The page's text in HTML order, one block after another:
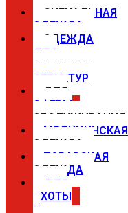
СИГНАЛЬНАЯ
ОДЕЖДА
ОДЕЖДА
ДЛЯ
ОХРАННЫХ
СТРУКТУР
ДЛЯ
СФЕРЫ
ОБСЛУЖИВАНИЯ
МЕДИЦИНСКАЯ
ОДЕЖДА
ПОВАРСКАЯ
ОДЕЖДА
ДЛЯ
ОХОТЫ
И